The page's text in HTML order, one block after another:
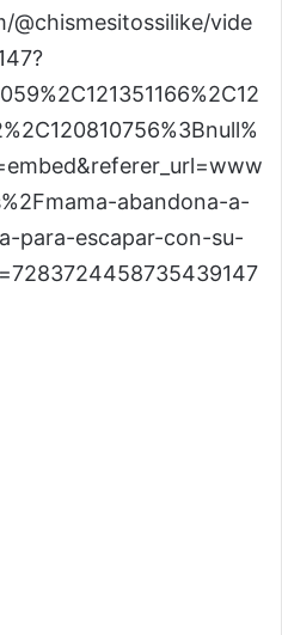
vide
abandona-a-
para-escapar-con-su-